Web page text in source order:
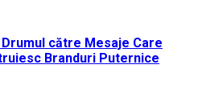
către Mesaje Care
Branduri Puternice